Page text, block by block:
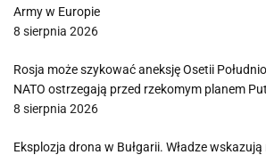
Army w Europie
8 sierpnia 2026
Rosja może szykować aneksję Osetii
NATO ostrzegają przed rzekomym planem
8 sierpnia 2026
Eksplozja drona w Bułgarii. Władze